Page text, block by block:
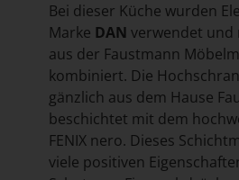
Bei dieser Küche wurden
Marke DAN verwendet und
aus der Faustmann
kombiniert. Die
gänzlich aus dem Hause
beschichtet mit dem
FENIX nero. Dieses
viele positiven